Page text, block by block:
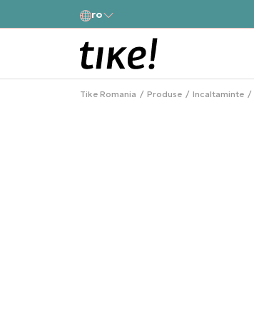
ro
Tike Romania Produse Incaltaminte